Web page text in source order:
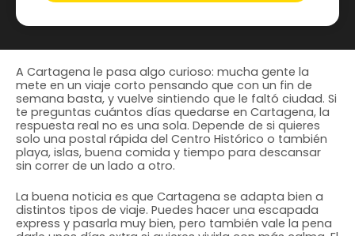
A Cartagena le pasa algo curioso: mucha gente la
mete en un viaje corto pensando que con un fin de
semana basta, y vuelve sintiendo que le faltó ciudad. Si
te preguntas cuántos días quedarse en Cartagena, la
respuesta real no es una sola. Depende de si quieres
solo una postal rápida del Centro Histórico o también
playa, islas, buena comida y tiempo para descansar
sin correr de un lado a otro.
La buena noticia es que Cartagena se adapta bien a
distintos tipos de viaje. Puedes hacer una escapada
express y pasarla muy bien, pero también vale la pena